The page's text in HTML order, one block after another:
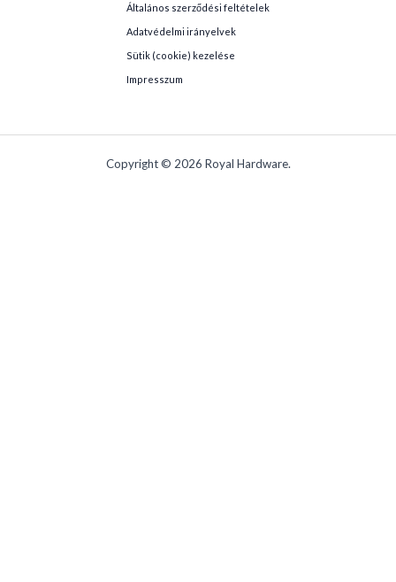
Általános szerződési feltételek
Adatvédelmi irányelvek
Sütik (cookie) kezelése
Impresszum
Copyright © 2026 Royal Hardware.